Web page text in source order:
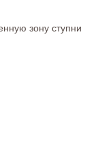
зону ступни